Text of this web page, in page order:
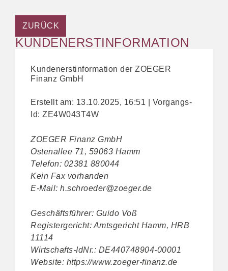
ZURÜCK
KUNDENERSTINFORMATION
Kundenerstinformation der ZOEGER
Finanz GmbH
Erstellt am: 13.10.2025, 16:51 | Vorgangs-
Id: ZE4W043T4W
ZOEGER Finanz GmbH
Ostenallee 71, 59063 Hamm
Telefon: 02381 880044
Kein Fax vorhanden
E-Mail: h.schroeder@zoeger.de
Geschäftsführer: Guido Voß
Registergericht: Amtsgericht Hamm, HRB
11114
Wirtschafts-IdNr.: DE440748904-00001
Website: https://www.zoeger-finanz.de